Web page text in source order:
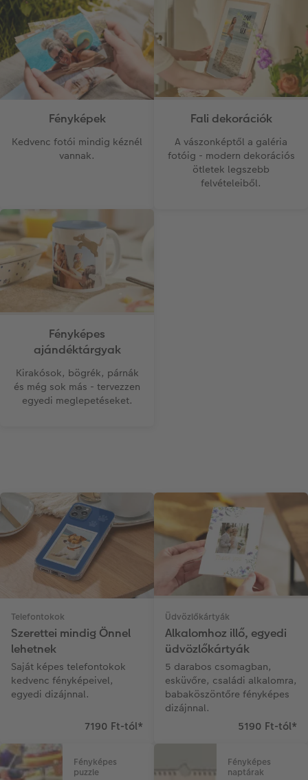
Azonnali fotókidolgozás
Matrica nyomtatás azonnal
Kiegészítők
Fotókollázsok
Fotószalag
XXL Retró fotó
CEWE myPhotos
Esküvő
CEWE myPhotos
Fényképek
Kedvenc fotói mindig kéznél
vannak.
Fali dekorációk
A vászonképtől a galéria
fotóig - modern dekorációs
ötletek legszebb
felvételeiből.
Fényképes
ajándéktárgyak
Kirakósok, bögrék, párnák
és még sok más - tervezzen
egyedi meglepetéseket.
Telefontokok
Szerettei mindig Önnel
lehetnek
Saját képes telefontokok
kedvenc fényképeivel,
egyedi dizájnnal.
7190 Ft-tól*
Üdvözlőkártyák
Alkalomhoz illő, egyedi
üdvözlőkártyák
5 darabos csomagban,
esküvőre, családi alkalomra,
babaköszöntőre fényképes
dizájnnal.
5190 Ft-tól*
Fényképes
puzzle
Fényképes
naptárak